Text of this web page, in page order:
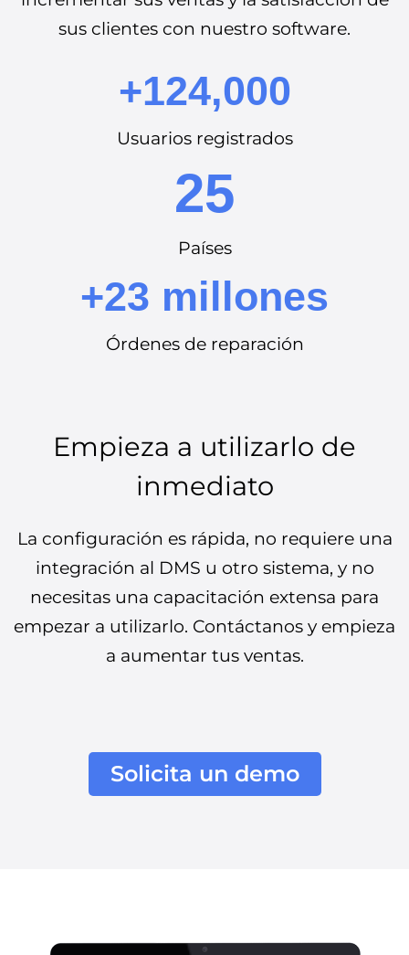
sus clientes con nuestro software.
+124,000
Usuarios registrados
25
Países
+23 millones
Órdenes de reparación
Empieza a utilizarlo de
inmediato
La configuración es rápida, no requiere una
integración al DMS u otro sistema, y no
necesitas una capacitación extensa para
empezar a utilizarlo. Contáctanos y empieza
a aumentar tus ventas.
Solicita un demo